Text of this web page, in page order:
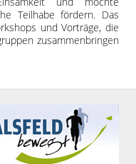
Teilhabe fördern. Das
und Vorträge, die
zusammenbringen